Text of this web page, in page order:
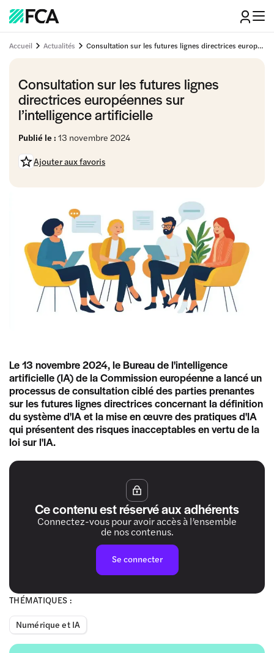
Accueil Actualités Consultation sur les futures lignes directrices européennes sur l’intelligence artificielle
Consultation sur les futures lignes
directrices européennes sur
l’intelligence artificielle
Publié le : 13 novembre 2024
Ajouter aux favoris
THÉMATIQUES :
Numérique et IA
Le 13 novembre 2024, le Bureau de l'intelligence
artificielle (IA) de la Commission européenne a lancé un
processus de consultation ciblé des parties prenantes
sur les futures lignes directrices concernant la définition
du système d'IA et la mise en œuvre des pratiques d'IA
qui présentent des risques inacceptables en vertu de la
loi sur l'IA.
Ce contenu est réservé aux adhérents
Connectez-vous pour avoir accès à l’ensemble
de nos contenus.
Se connecter